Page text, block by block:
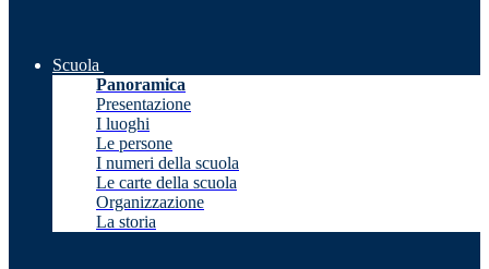
Scuola
Panoramica
Presentazione
I luoghi
Le persone
I numeri della scuola
Le carte della scuola
Organizzazione
La storia